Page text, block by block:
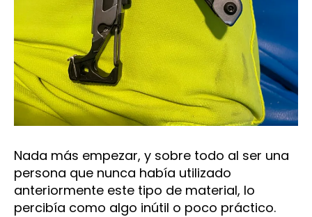
Nada más empezar, y sobre todo al ser una
persona que nunca había utilizado
anteriormente este tipo de material, lo
percibía como algo inútil o poco práctico.